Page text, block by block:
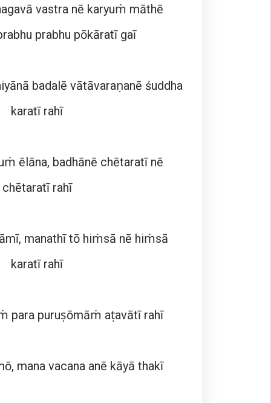
vastra nē karyuṁ māthē
prabhu pōkāratī gaī
badalē vātāvaraṇanē śuddha
karatī rahī
ēlāna, badhānē chētaratī nē
chētaratī rahī
manathī tō hiṁsā nē hiṁsā
karatī rahī
para puruṣōmāṁ aṭavātī rahī
mana vacana anē kāyā thakī